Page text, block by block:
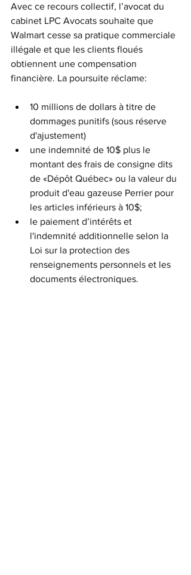
Avec ce recours collectif, l’avocat du
cabinet LPC Avocats souhaite que
Walmart cesse sa pratique commerciale
illégale et que les clients floués
obtiennent une compensation
financière. La poursuite réclame:
10 millions de dollars à titre de
dommages punitifs (sous réserve
d'ajustement)
une indemnité de 10$ plus le
montant des frais de consigne dits
de «Dépôt Québec» ou la valeur du
produit d'eau gazeuse Perrier pour
les articles inférieurs à 10$;
le paiement d’intérêts et
l'indemnité additionnelle selon la
Loi sur la protection des
renseignements personnels et les
documents électroniques.